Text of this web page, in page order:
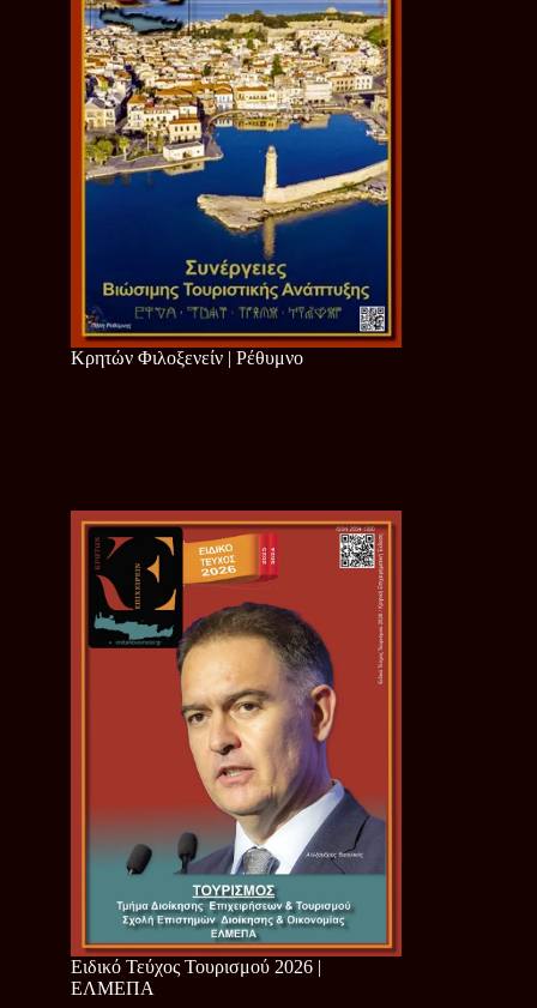
Κρητών Φιλοξενείν | Ρέθυμνο
Ειδικό Τεύχος Τουρισμού 2026 |
ΕΛΜΕΠΑ